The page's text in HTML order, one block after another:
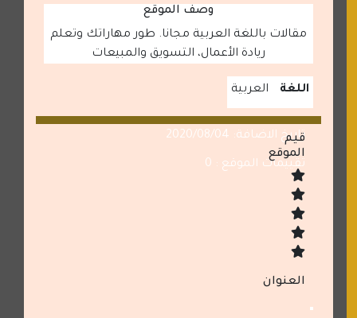
وصف الموقع
مقالات باللغة العربية مجانا. طور مهاراتك وتعلم
ريادة الأعمال، التسويق والمبيعات
اللغة العربية
تاريخ الاضافة: 2020/08/04
تقييمات الموقع : 0
قيم
الموقع
العنوان